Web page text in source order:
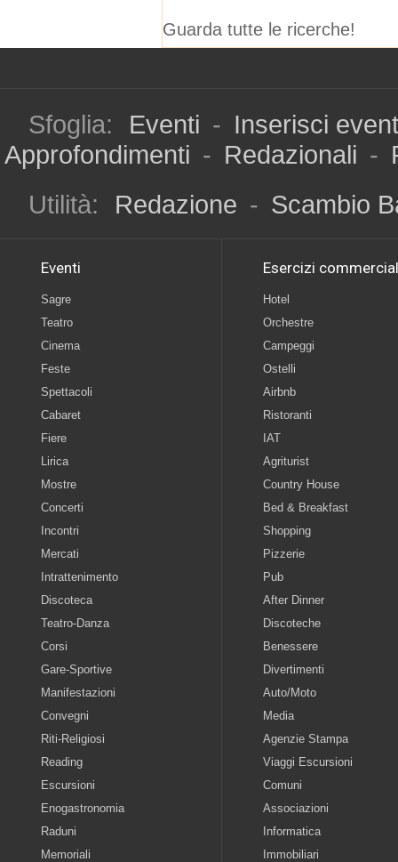
Guarda tutte le ricerche!
Sfoglia: Eventi - Inserisci
Approfondimenti - Redazionali -
Utilità:
Redazione - Scambio
Eventi
Sagre
Teatro
Cinema
Feste
Spettacoli
Cabaret
Fiere
Lirica
Mostre
Concerti
Incontri
Mercati
Intrattenimento
Discoteca
Teatro-Danza
Corsi
Gare-Sportive
Manifestazioni
Convegni
Riti-Religiosi
Reading
Escursioni
Enogastronomia
Raduni
Memoriali
Esercizi
Hotel
Orchestre
Campeggi
Ostelli
Airbnb
Ristoranti
IAT
Agriturist
Country House
Bed & Breakfast
Shopping
Pizzerie
Pub
After Dinner
Discoteche
Benessere
Divertimenti
Auto/Moto
Media
Agenzie Stampa
Viaggi Escursioni
Comuni
Associazioni
Informatica
Immobiliari